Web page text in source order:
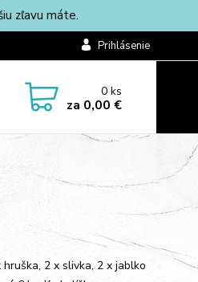
zľavu máte.
Prihlásenie
0ks
za 0,00 €
2 x slivka, 2 x jablko